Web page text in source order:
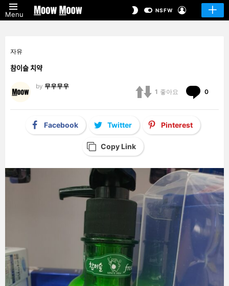
Menu
SWITCHNSFW
자유
참이슬 치약
by 무우무우
1 좋아요 0
Facebook Twitter Pinterest
Copy Link